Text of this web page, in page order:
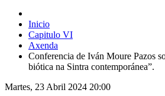
Inicio
Capitulo VI
Axenda
Conferencia de Iván Moure Pazos
biótica na Sintra contemporánea”.
Martes, 23 Abril 2024 20:00